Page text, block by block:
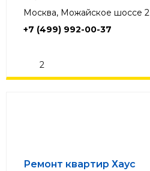
Москва, Можайское шоссе 2
+7 (499) 992-00-37
2
Ремонт квартир Хаус